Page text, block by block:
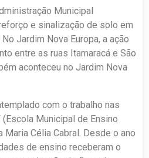
Municipal
e sinalização de solo em
Jardim Nova Europa, a ação
entre as ruas Itamaracá e São
aconteceu no Jardim Nova
com o trabalho nas
Municipal de Ensino
Maria Célia Cabral. Desde o ano
de ensino receberam o